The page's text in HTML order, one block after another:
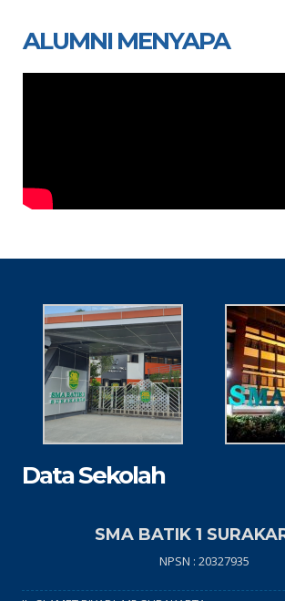
ALUMNI MENYAPA
Data Sekolah
SMA BATIK 1
NPSN : 20327935